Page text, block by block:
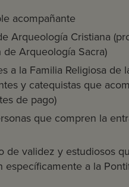
acompañante
Arqueología Cristiana
Arqueología Sacra)
a la Familia Religiosa de
y catequistas que
de pago)
que compren la
de validez y estudiosos
a la